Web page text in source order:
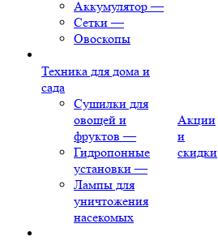
Аккумулятор —
Сетки —
Овоскопы
Техника для дома и
сада
Сушилки для
овощей и
фруктов —
Гидропонные
установки —
Лампы для
уничтожения
насекомых
Акции
и
скидки